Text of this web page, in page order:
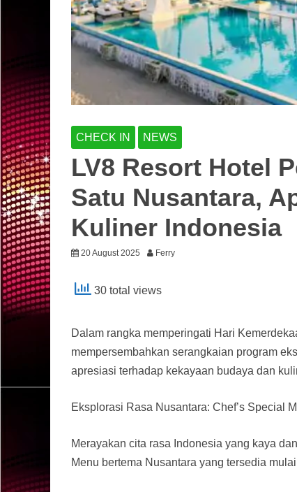
CHECK IN NEWS
LV8 Resort Hotel
Satu Nusantara,
Kuliner Indonesia
20 August 2025 Ferry
30 total views
Dalam rangka memperingati Hari
mempersembahkan serangkaian program
apresiasi terhadap kekayaan budaya dan
Eksplorasi Rasa Nusantara: Chef’s Special
Merayakan cita rasa Indonesia yang kaya
Menu bertema Nusantara yang tersedia